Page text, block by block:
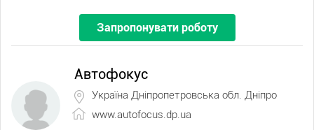
Запропонувати роботу
Автофокус
Україна Дніпропетровська обл. Дніпро
www.autofocus.dp.ua